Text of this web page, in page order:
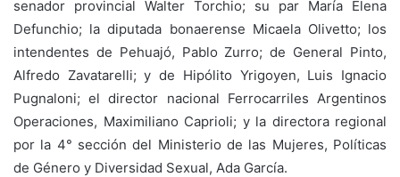
senador provincial Walter Torchio; su par María Elena
Defunchio; la diputada bonaerense Micaela Olivetto; los
intendentes de Pehuajó, Pablo Zurro; de General Pinto,
Alfredo Zavatarelli; y de Hipólito Yrigoyen, Luis Ignacio
Pugnaloni; el director nacional Ferrocarriles Argentinos
Operaciones, Maximiliano Caprioli; y la directora regional
por la 4° sección del Ministerio de las Mujeres, Políticas
de Género y Diversidad Sexual, Ada García.